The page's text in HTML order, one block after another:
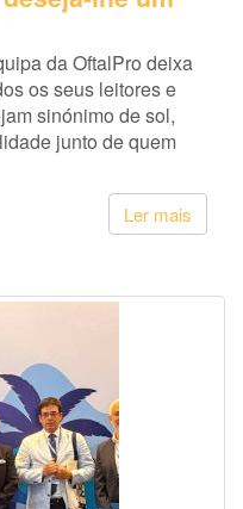
da OftalPro deixa
os seus leitores e
sinónimo de sol,
junto de quem
Ler mais